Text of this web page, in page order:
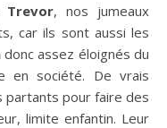
Trevor, nos jumeaux
car ils sont aussi les
donc assez éloignés du
en société. De vrais
partants pour faire des
limite enfantin. Leur